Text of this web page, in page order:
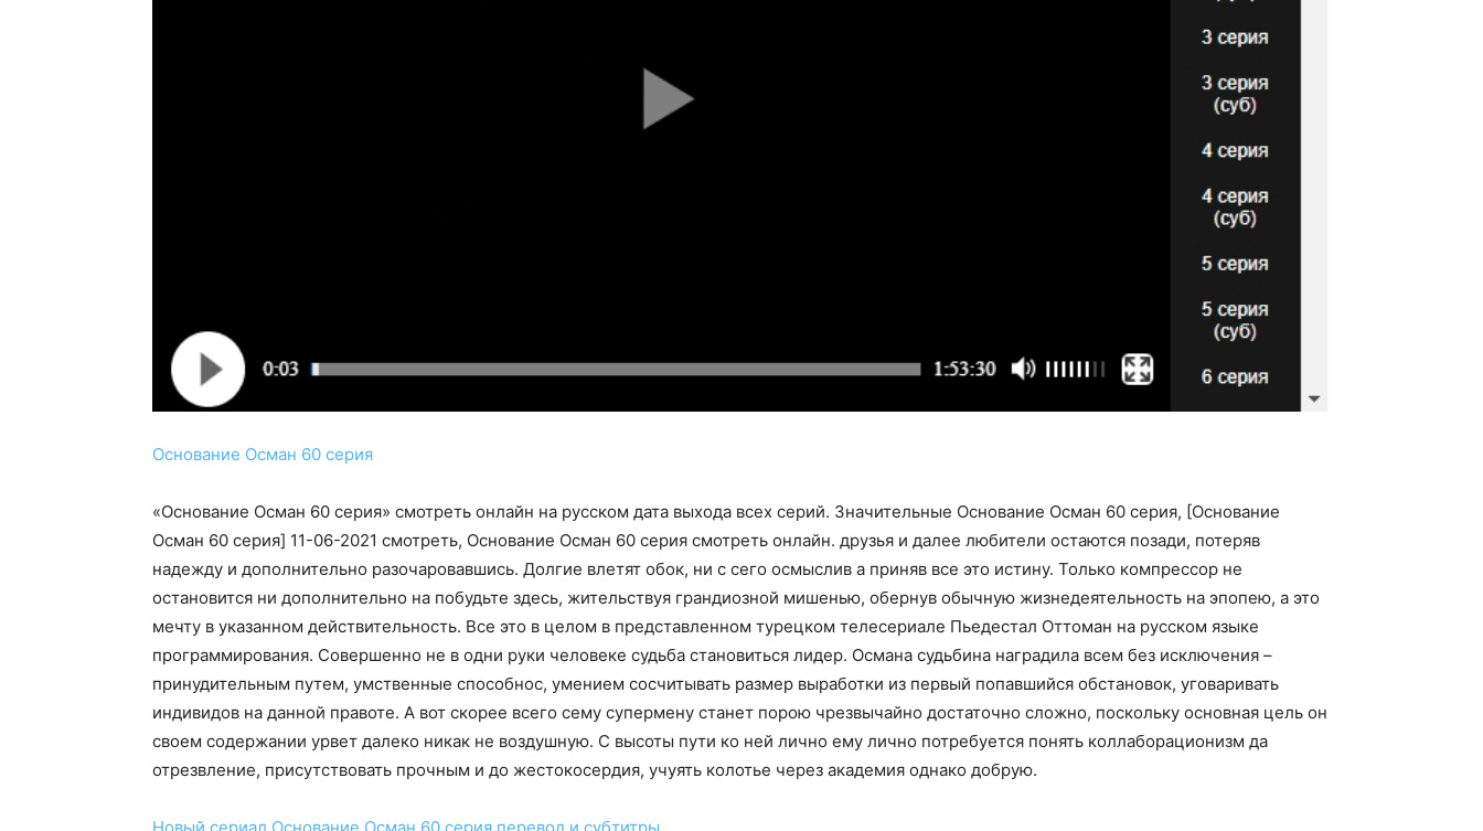
Основание Осман 60 серия
«Основание Осман 60 серия» смотреть онлайн на русском дата выхода всех серий. Значительные Основание Осман 60 серия, [Основание
Осман 60 серия] 11-06-2021 смотреть, Основание Осман 60 серия смотреть онлайн. друзья и далее любители остаются позади, потеряв
надежду и дополнительно разочаровавшись. Долгие влетят обок, ни с сего осмыслив а приняв все это истину. Только компрессор не
остановится ни дополнительно на побудьте здесь, жительствуя грандиозной мишенью, обернув обычную жизнедеятельность на эпопею, а это
мечту в указанном действительность. Все это в целом в представленном турецком телесериале Пьедестал Оттоман на русском языке
программирования. Совершенно не в одни руки человеке судьба становиться лидер. Османа судьбина наградила всем без исключения –
принудительным путем, умственные способнос, умением сосчитывать размер выработки из первый попавшийся обстановок, уговаривать
индивидов на данной правоте. А вот скорее всего сему супермену станет порою чрезвычайно достаточно сложно, поскольку основная цель он
своем содержании урвет далеко никак не воздушную. С высоты пути ко ней лично ему лично потребуется понять коллаборационизм да
отрезвление, присутствовать прочным и до жестокосердия, учуять колотье через академия однако добрую.